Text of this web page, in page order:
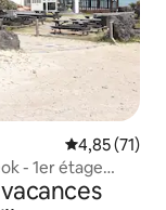
Évaluation
4,85 (71)
- 1er étage